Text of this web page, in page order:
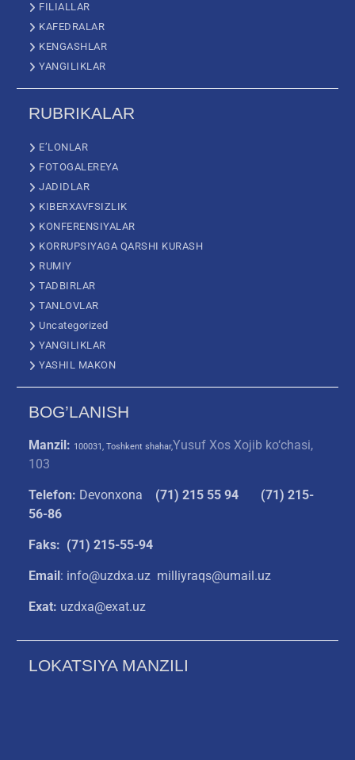
FILIALLAR
KAFEDRALAR
KENGASHLAR
YANGILIKLAR
RUBRIKALAR
E’LONLAR
FOTOGALEREYA
JADIDLAR
KIBERXAVFSIZLIK
KONFERENSIYALAR
KORRUPSIYAGA QARSHI KURASH
RUMIY
TADBIRLAR
TANLOVLAR
Uncategorized
YANGILIKLAR
YASHIL MAKON
BOG’LANISH
Manzil: 100031, Toshkent shahar,Yusuf Xos Xojib ko‘chasi,
103
Telefon: Devonxona (71) 215 55 94
(71) 215-
56-86
Faks: (71) 215-55-94
Email : info@uzdxa.uz milliyraqs@umail.uz
Exat: uzdxa@exat.uz
LOKATSIYA MANZILI